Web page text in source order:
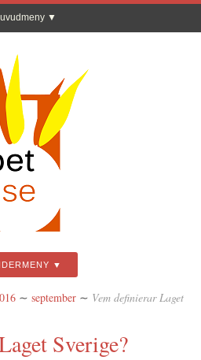
∼ september ∼ Vem definierar Laget
Sverige?